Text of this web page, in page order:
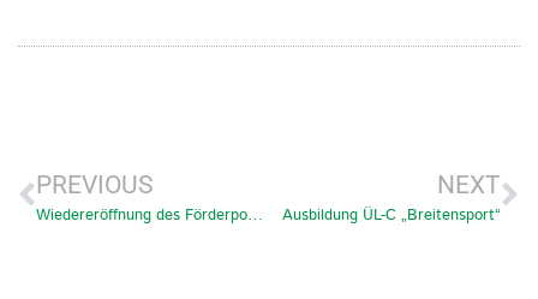
PREVIOUS
Wiedereröffnung des Förderportals für Sport- und Bewegungscamps vom 01.- 15.Dezember
NEXT
Ausbildung ÜL-C „Breitensport“